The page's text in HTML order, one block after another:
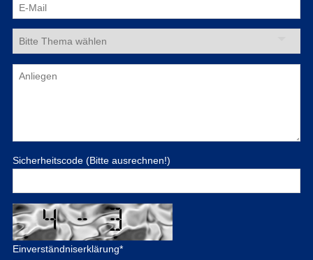
Sicherheitscode (Bitte ausrechnen!)
Einverständniserklärung*